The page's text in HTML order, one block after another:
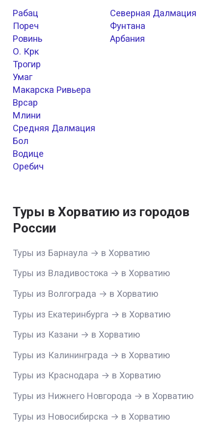
Рабац
Пореч
Ровинь
О. Крк
Трогир
Умаг
Макарска Ривьера
Врсар
Млини
Средняя Далмация
Бол
Водице
Оребич
Северная Далмация
Фунтана
Арбания
Туры в Хорватию из городов
России
Туры из Барнаула → в Хорватию
Туры из Владивостока → в Хорватию
Туры из Волгограда → в Хорватию
Туры из Екатеринбурга → в Хорватию
Туры из Казани → в Хорватию
Туры из Калининграда → в Хорватию
Туры из Краснодара → в Хорватию
Туры из Нижнего Новгорода → в Хорватию
Туры из Новосибирска → в Хорватию